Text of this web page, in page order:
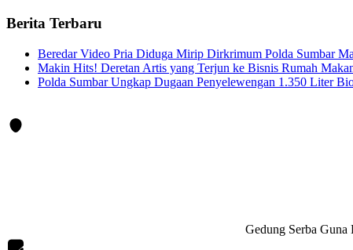
Berita Terbaru
Beredar Video Pria Diduga Mirip Dirkrimum Polda Sumbar
Makin Hits! Deretan Artis yang Terjun ke Bisnis Rumah
Polda Sumbar Ungkap Dugaan Penyelewengan 1.350 Liter
Gedung Serba